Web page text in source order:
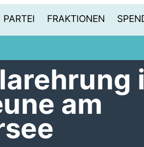
PARTEI FRAKTIONEN
am